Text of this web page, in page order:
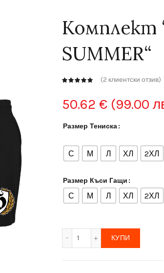
Комплект
SUMMER“
(2 клиентски отзив)
50.62 € (99.00
Размер Тениска
С М Л ХЛ 2ХЛ
Размер Къси Гащи
С М Л ХЛ 2ХЛ
КУПИ